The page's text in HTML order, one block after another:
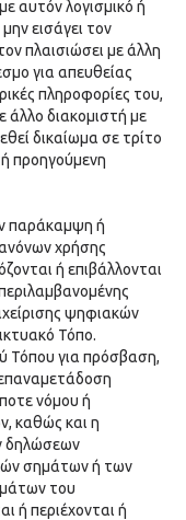
αυτόν λογισμικό ή
εισάγει τον
πλαισιώσει με άλλη
για απευθείας
πληροφορίες του,
άλλο διακομιστή με
δικαίωμα σε τρίτο
προηγούμενη
παράκαμψη ή
χρήσης
ή επιβάλλονται
ψηφιακών
Τόπο.
Τόπου για πρόσβαση,
νόμου ή
καθώς και η
δηλώσεων
σημάτων ή των
του
ή περιέχονται ή